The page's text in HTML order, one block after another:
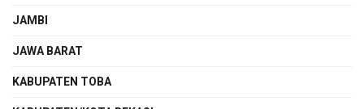
JAMBI
JAWA BARAT
KABUPATEN TOBA